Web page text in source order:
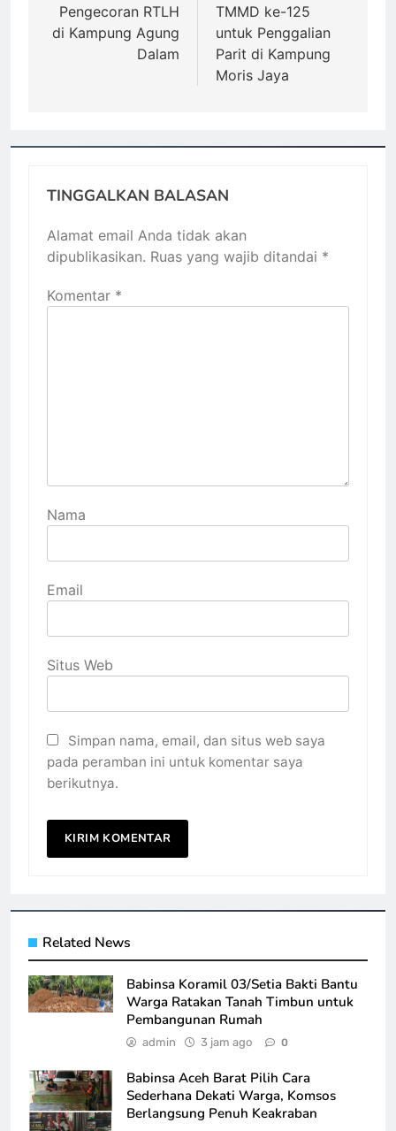
Pengecoran RTLH
di Kampung Agung
Dalam
TMMD ke-125
untuk Penggalian
Parit di Kampung
Moris Jaya
TINGGALKAN BALASAN
Alamat email Anda tidak akan
dipublikasikan. Ruas yang wajib ditandai *
Komentar *
Nama
Email
Situs Web
Simpan nama, email, dan situs web saya
pada peramban ini untuk komentar saya
berikutnya.
Related News
Babinsa Koramil 03/Setia Bakti Bantu
Warga Ratakan Tanah Timbun untuk
Pembangunan Rumah
admin 3 jam ago 0
Babinsa Aceh Barat Pilih Cara
Sederhana Dekati Warga, Komsos
Berlangsung Penuh Keakraban